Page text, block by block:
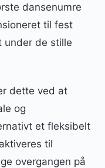
dansenumre
til fest
under de stille
dette ved at
og
et fleksibelt
til
overgangen på